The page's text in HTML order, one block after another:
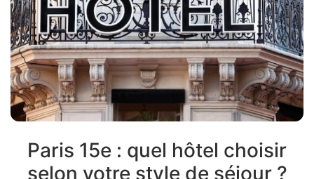
Paris 15e : quel hôtel choisir
selon votre style de séjour ?